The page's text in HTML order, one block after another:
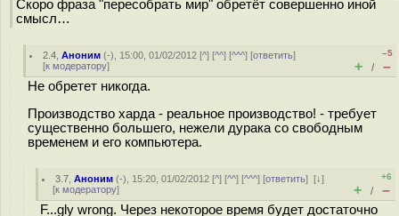
Скоро фраза "пересобрать мир" обретёт совершенно иной
смысл…
2.4 ,Аноним (-), 15:00, 01/02/2012 [^] [^^] [^^^] [ответить]
[к модератору]
–5
+ / –
Не обретет никогда.
Производство харда - реальное производство! - требует
существенно большего, нежели дурака со свободным
временем и его компьютера.
3.7 ,Аноним (-), 15:20, 01/02/2012 [^] [^^] [^^^] [ответить][↓]
[к модератору]
+6
+ / –
F...gly wrong. Через некоторое время будет достаточно